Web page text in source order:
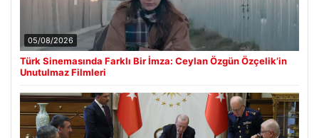
05/08/2026
Türk Sinemasında Farklı Bir İmza: Ceylan Özgün Özçelik’in
Unutulmaz Filmleri